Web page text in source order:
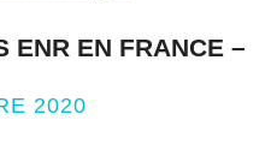
ENR EN FRANCE –
2020